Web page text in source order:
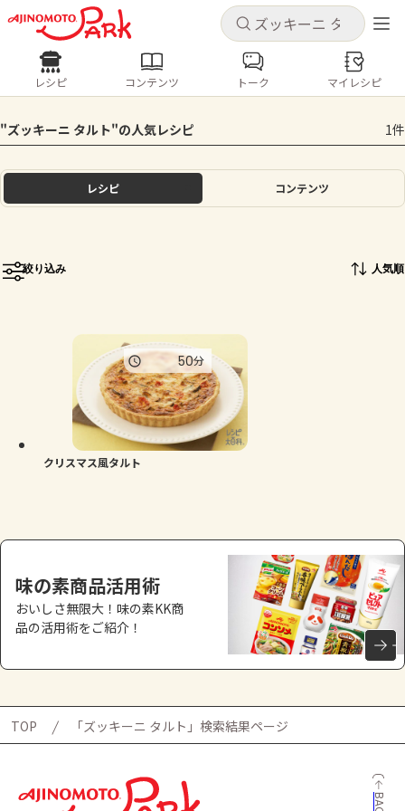
キャンセル
ログインするとレシピを保存できます
ログイン
ホーム
トーク
よくあるお問い合わせ
お買い物
キャンセル
レシピ コンテンツ
人気の食材・レシピ
きゅうり なす トマト
とうもろこし
レシピ コンテンツ トーク マイレシピ
"ズッキーニ タルト"の人気レシピ 1件
レシピ コンテンツ
絞り込み 人気順
クリスマス風タルト
50分
味の素商品活用術
おいしさ無限大！味の素KK商
品の活用術をご紹介！
TOP 「ズッキーニ タルト」検索結果ページ